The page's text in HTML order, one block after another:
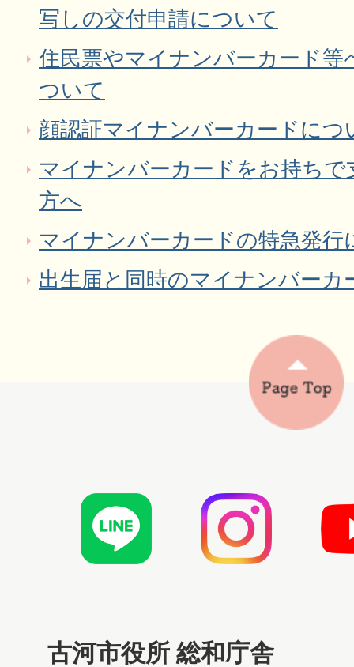
写しの交付申請について
住民票やマイナンバーカード等
ついて
顔認証マイナンバーカードにつ
マイナンバーカードをお持ち
方へ
マイナンバーカードの特急発行
出生届と同時のマイナンバーカ
古河市役所 総和庁舎